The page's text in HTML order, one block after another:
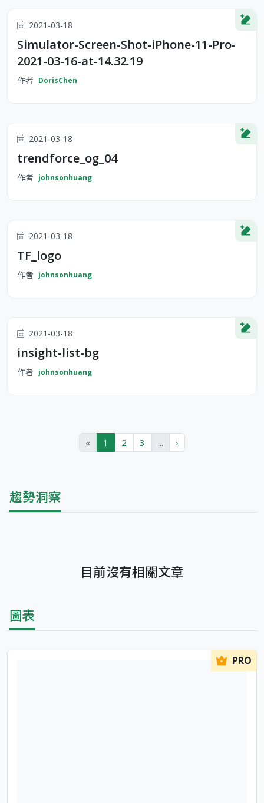
2021-03-18
Simulator-Screen-Shot-iPhone-11-Pro-
2021-03-16-at-14.32.19
作者 DorisChen
2021-03-18
trendforce_og_04
作者 johnsonhuang
2021-03-18
TF_logo
作者 johnsonhuang
2021-03-18
insight-list-bg
作者 johnsonhuang
« 1 2 3 ... ›
趨勢洞察
目前沒有相關文章
圖表
PRO